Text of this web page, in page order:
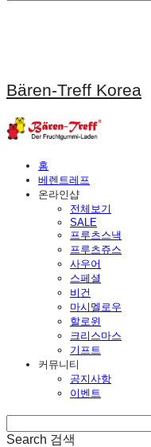
Bären-Treff Korea
홈
베렌트레프
온라인샵
전체보기
SALE
프루츠스낵
프루츠쥬스
사우어
스페셜
비건
마시멜로우
할로윈
크리스마스
기프트
커뮤니티
공지사항
이벤트
Search 검색